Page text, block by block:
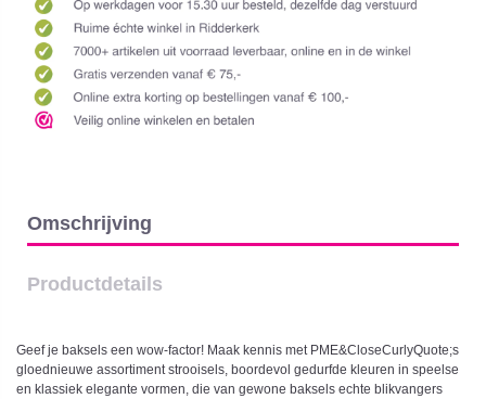
Omschrijving
Productdetails
Geef je baksels een wow-factor! Maak kennis met PME&CloseCurlyQuote;s
gloednieuwe assortiment strooisels, boordevol gedurfde kleuren in speelse
en klassiek elegante vormen, die van gewone baksels echte blikvangers